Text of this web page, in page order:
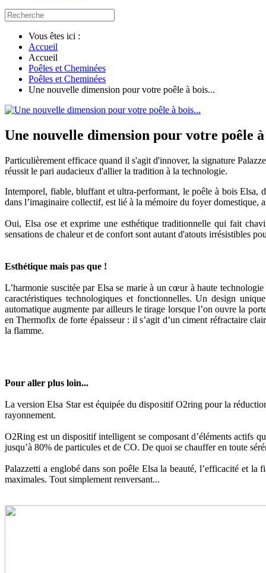
Vous êtes ici :
Accueil
Accueil
Poêles et Cheminées
Poêles et Cheminées
Une nouvelle dimension pour votre poêle à bois...
Une nouvelle dimension pour votre poêle
Particulièrement efficace quand il s'agit d'innover, la signature
réussit le pari audacieux d'allier la tradition à la technologie.
Intemporel, fiable, bluffant et ultra-performant, le poêle à bois Elsa,
dans l’imaginaire collectif, est lié à la mémoire du foyer domestique,
Oui, Elsa ose et exprime une esthétique traditionnelle qui fait
sensations de chaleur et de confort sont autant d'atouts irrésistibles
Esthétique mais pas que !
L’harmonie suscitée par Elsa se marie à un cœur à haute
caractéristiques technologiques et fonctionnelles. Un design
automatique augmente par ailleurs le tirage lorsque l’on ouvre la
en Thermofix de forte épaisseur : il s’agit d’un ciment réfractaire
la flamme.
Pour aller plus loin...
La version Elsa Star est équipée du dispositif O2ring pour la
rayonnement.
O2Ring est un dispositif intelligent se composant d’éléments actifs
jusqu’à 80% de particules et de CO. De quoi se chauffer en toute
Palazzetti a englobé dans son poêle Elsa la beauté, l’efficacité et
maximales. Tout simplement renversant...